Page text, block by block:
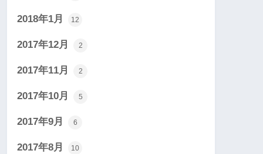
2018年1月 12
2017年12月 2
2017年11月 2
2017年10月 5
2017年9月 6
2017年8月 10